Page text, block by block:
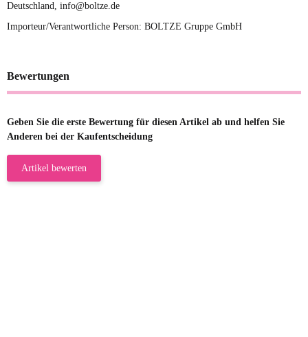
Deutschland, info@boltze.de
Importeur/Verantwortliche Person: BOLTZE Gruppe GmbH
Bewertungen
Geben Sie die erste Bewertung für diesen Artikel ab und helfen Sie
Anderen bei der Kaufentscheidung
Artikel bewerten